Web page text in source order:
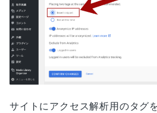
サイトにアクセス解析用のタグ